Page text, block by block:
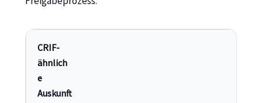
CRIF-
ähnlich
e
Auskunft